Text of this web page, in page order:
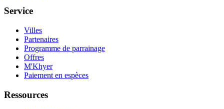
Service
Villes
Partenaires
Programme de parrainage
Offres
M'Khyer
Paiement en espèces
Ressources